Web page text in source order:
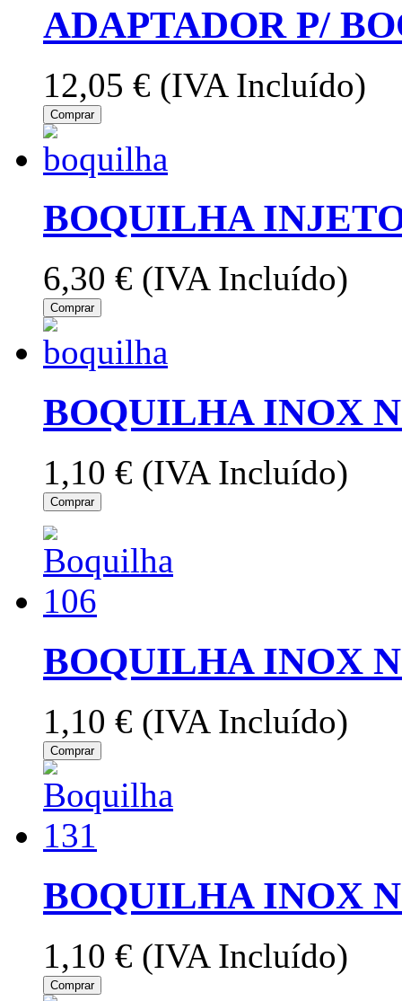
ADAPTADOR P/
12,05 € (IVA Incluído)
Comprar
BOQUILHA
6,30 € (IVA Incluído)
Comprar
BOQUILHA INOX
1,10 € (IVA Incluído)
Comprar
BOQUILHA INOX
1,10 € (IVA Incluído)
Comprar
BOQUILHA INOX
1,10 € (IVA Incluído)
Comprar